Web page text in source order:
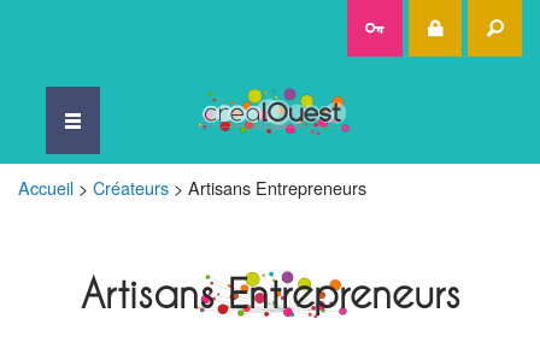
Accueil > Créateurs > Artisans Entrepreneurs
Artisans Entrepreneurs